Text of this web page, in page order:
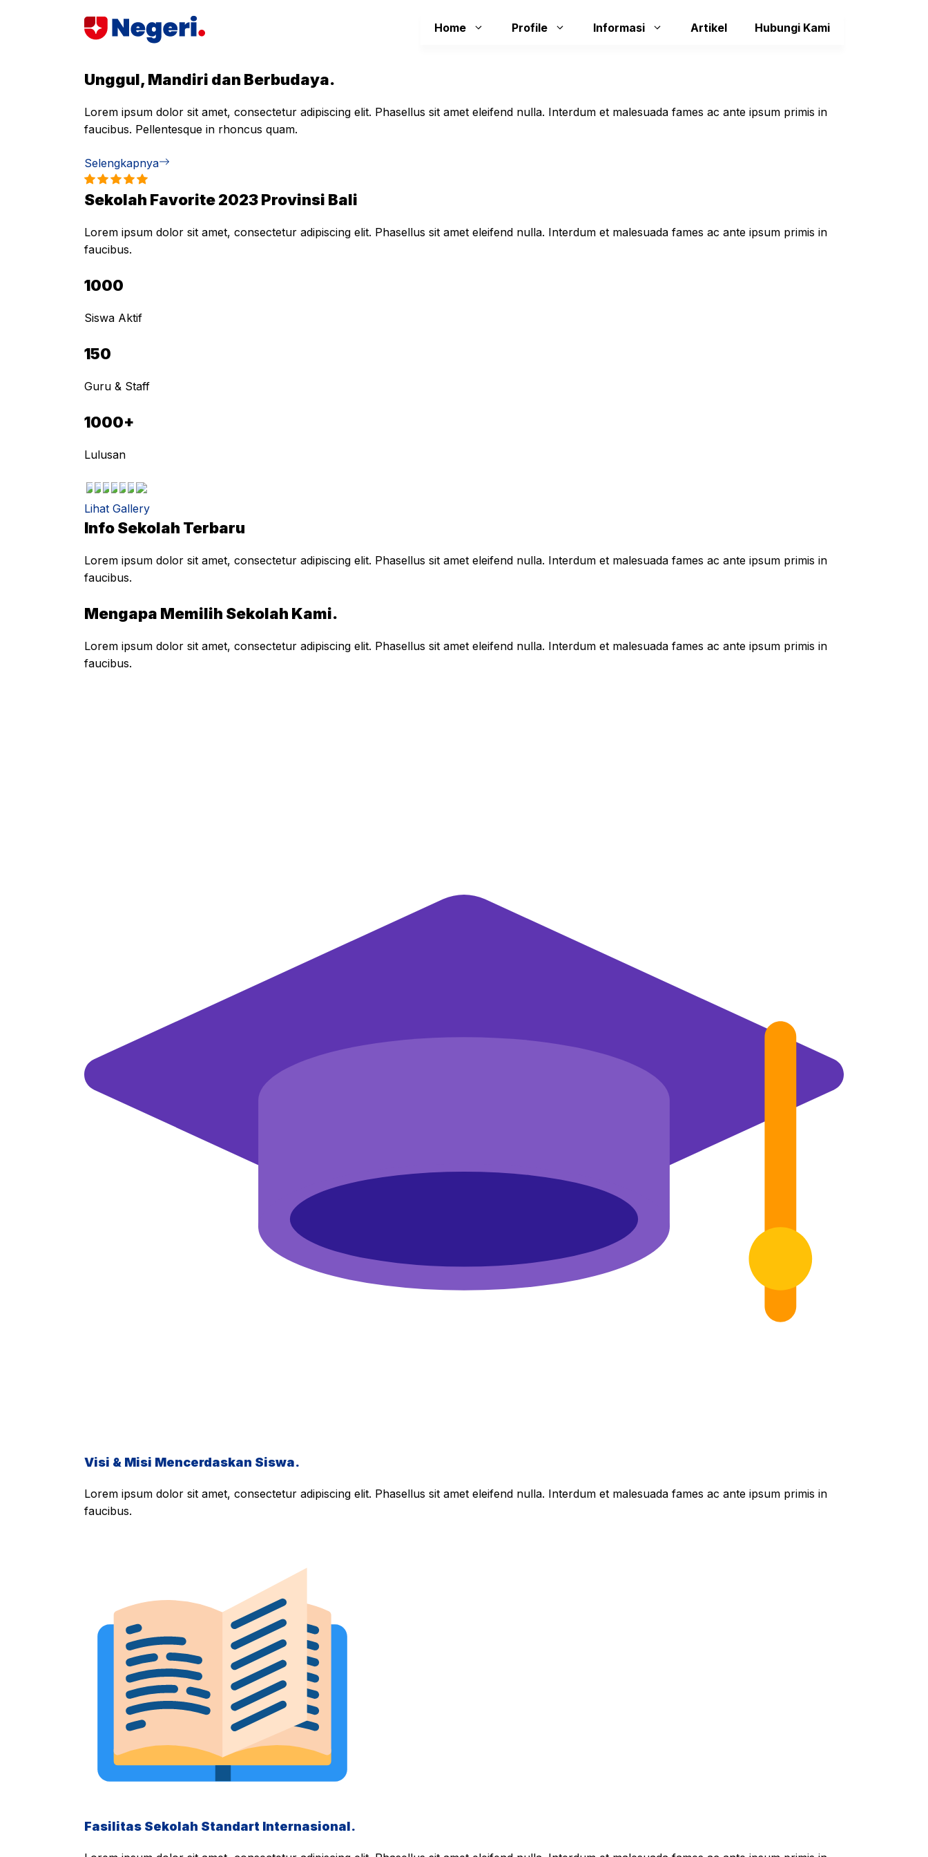
Home Profile Informasi Artikel Hubungi Kami
Unggul, Mandiri dan Berbudaya.
Lorem ipsum dolor sit amet, consectetur adipiscing elit. Phasellus sit amet eleifend nulla. Interdum et malesuada fames ac ante ipsum primis in
faucibus. Pellentesque in rhoncus quam.
Selengkapnya
Sekolah Favorite 2023 Provinsi Bali
Lorem ipsum dolor sit amet, consectetur adipiscing elit. Phasellus sit amet eleifend nulla. Interdum et malesuada fames ac ante ipsum primis in
faucibus.
1000
Siswa Aktif
150
Guru & Staff
1000+
Lulusan
Lihat Gallery
Info Sekolah Terbaru
Lorem ipsum dolor sit amet, consectetur adipiscing elit. Phasellus sit amet eleifend nulla. Interdum et malesuada fames ac ante ipsum primis in
faucibus.
Mengapa Memilih Sekolah Kami.
Lorem ipsum dolor sit amet, consectetur adipiscing elit. Phasellus sit amet eleifend nulla. Interdum et malesuada fames ac ante ipsum primis in
faucibus.
Visi & Misi Mencerdaskan Siswa.
Lorem ipsum dolor sit amet, consectetur adipiscing elit. Phasellus sit amet eleifend nulla. Interdum et malesuada fames ac ante ipsum primis in
faucibus.
Fasilitas Sekolah Standart Internasional.